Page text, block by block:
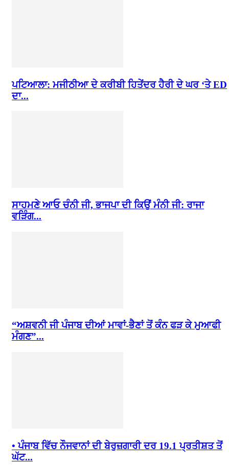
ਪਟਿਆਲਾ: ਮਜੀਠੀਆ ਦੇ ਕਰੀਬੀ ਹਿਤੇਂਦਰ ਹੈਰੀ ਦੇ ਘਰ ‘ਤੇ ED
ਦਾ...
ਸਾਹਮਣੇ ਆਓ ਚੰਨੀ ਜੀ, ਭਾਜਪਾ ਦੀ ਕਿਉਂ ਮੰਨੀ ਜੀ: ਰਾਜਾ
ਵੜਿੰਗ...
“ਅਸ਼ਵਨੀ ਜੀ ਪੰਜਾਬ ਦੀਆਂ ਮਾਵਾਂ-ਭੈਣਾਂ ਤੋਂ ਕੰਨ ਫੜ ਕੇ ਮੁਆਫੀ
ਮੰਗਣ”...
• ਪੰਜਾਬ ਵਿੱਚ ਨੌਜਵਾਨਾਂ ਦੀ ਬੇਰੁਜ਼ਗਾਰੀ ਦਰ 19.1 ਪ੍ਰਤੀਸ਼ਤ ਤੋਂ
ਘੱਟ...